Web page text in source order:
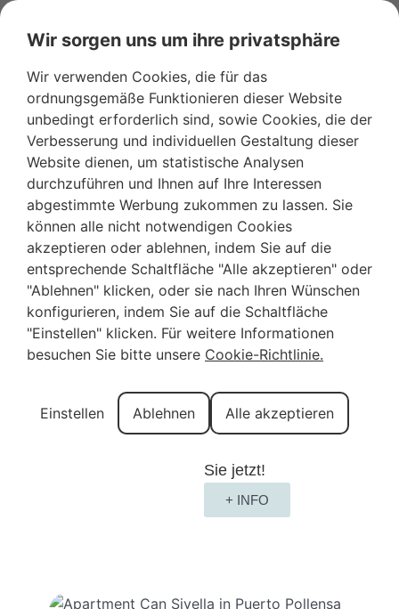
auf
Mallorca
Bei Rentallorca bieten
wir Ihnen die beste
Ferienwohnung auf
Mallorca. Entdecken
Sie unsere
Pool, in ländlicher
Umgebung oder in
Sie jetzt!
+ INFO
Wir sorgen uns um ihre privatsphäre
Wir verwenden Cookies, die für das
ordnungsgemäße Funktionieren dieser Website
unbedingt erforderlich sind, sowie Cookies, die der
Verbesserung und individuellen Gestaltung dieser
Website dienen, um statistische Analysen
durchzuführen und Ihnen auf Ihre Interessen
abgestimmte Werbung zukommen zu lassen. Sie
können alle nicht notwendigen Cookies
akzeptieren oder ablehnen, indem Sie auf die
entsprechende Schaltfläche "Alle akzeptieren" oder
"Ablehnen" klicken, oder sie nach Ihren Wünschen
konfigurieren, indem Sie auf die Schaltfläche
"Einstellen" klicken. Für weitere Informationen
besuchen Sie bitte unsere Cookie-Richtlinie.
Einstellen Ablehnen Alle akzeptieren